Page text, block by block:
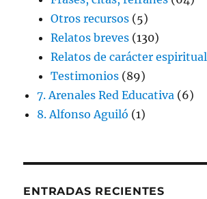
Otros recursos (5)
Relatos breves (130)
Relatos de carácter espiritual
Testimonios (89)
7. Arenales Red Educativa (6)
8. Alfonso Aguiló (1)
ENTRADAS RECIENTES